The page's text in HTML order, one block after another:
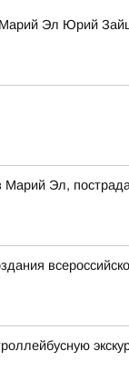
Эл Юрий
Марий Эл,